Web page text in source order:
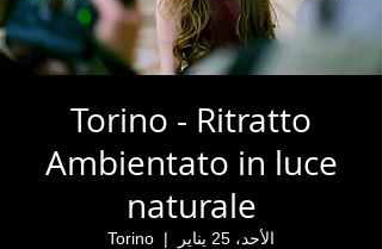
Torino - Ritratto
Ambientato in luce
naturale
الأحد، 25 يناير
  |
Torino